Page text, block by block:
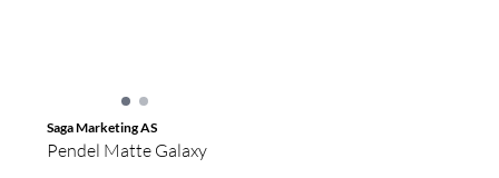
Saga Marketing AS
Pendel Matte Galaxy